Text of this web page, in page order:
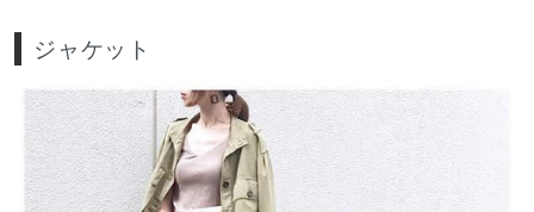
ジャケット